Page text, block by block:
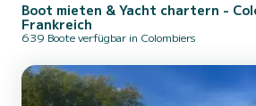
Boot mieten & Yacht chartern -
Frankreich
639 Boote verfügbar in Colombiers